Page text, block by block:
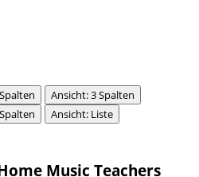
Ansicht: 3 Spalten
Ansicht: Liste
Music Teachers